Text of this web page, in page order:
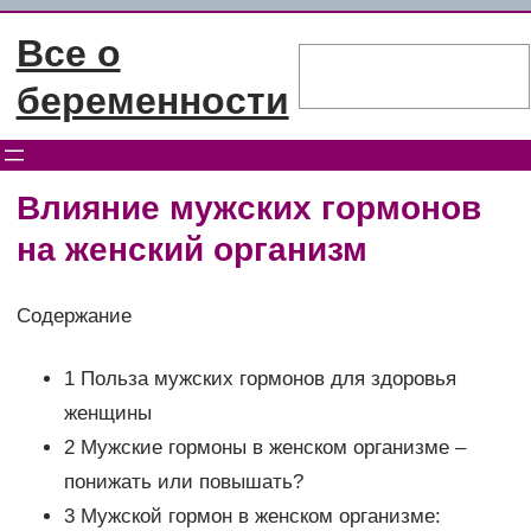
Перейти
содержимому
Все о
беременности
Влияние мужских гормонов
на женский организм
Содержание
1 Польза мужских гормонов для здоровья
женщины
2 Мужские гормоны в женском организме –
понижать или повышать?
3 Мужской гормон в женском организме: